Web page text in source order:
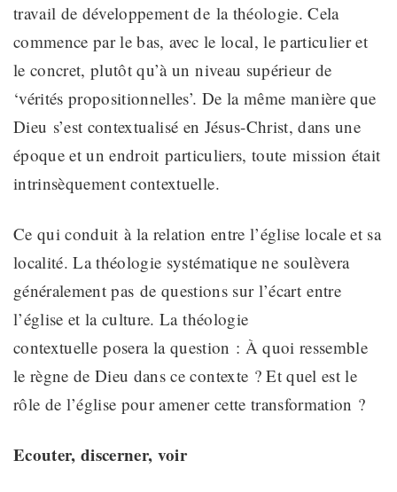
travail de développement de la théologie.Cela
commence par le bas, avec le local, le particulier et
le concret, plutôt qu’à un niveau supérieur de
‘vérités propositionnelles’. De la même manière que
Dieu s’est contextualisé en Jésus-Christ, dans une
époque et un endroitparticuliers, toute mission était
intrinsèquement contextuelle.
Ce qui conduit à la relation entre l’église locale et sa
localité. La théologie systématique ne soulèvera
généralement pas de questions sur l’écart entre
l’église et la culture. La théologie
contextuelle posera la question : À quoi ressemble
le règne de Dieu dans ce contexte ? Et quel est le
rôle de l’église pour amener cette transformation ?
Ecouter, discerner, voir